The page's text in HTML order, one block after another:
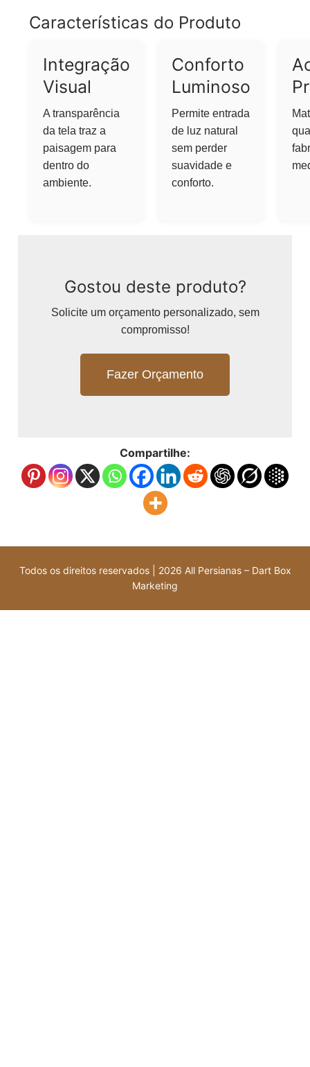
Características do Produto
Integração
Visual
A transparência
da tela traz a
paisagem para
dentro do
ambiente.
Conforto
Luminoso
Permite entrada
de luz natural
sem perder
suavidade e
conforto.
Gostou deste produto?
Solicite um orçamento personalizado, sem
compromisso!
Fazer Orçamento
Compartilhe:
Todos os direitos reservados | 2026 All Persianas – Dart Box
Marketing